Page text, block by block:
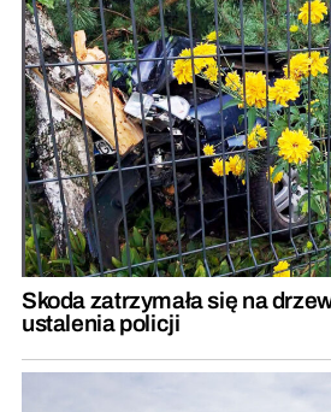
Skoda zatrzymała się na
ustalenia policji